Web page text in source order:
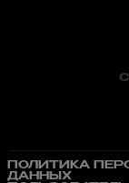
ПОЛИТИКА
ДАННЫХ